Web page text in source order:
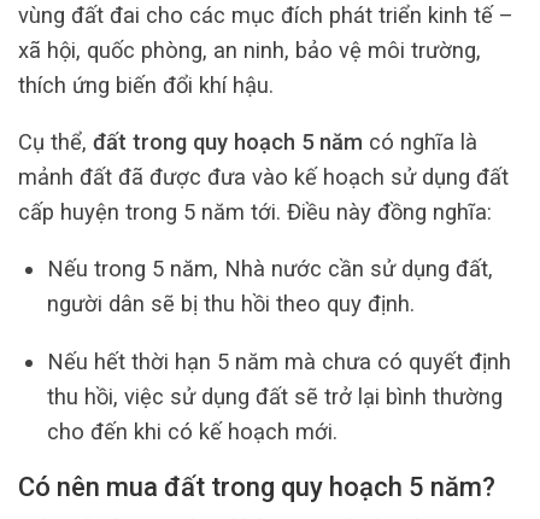
vùng đất đai cho các mục đích phát triển kinh tế –
xã hội, quốc phòng, an ninh, bảo vệ môi trường,
thích ứng biến đổi khí hậu.
Cụ thể, đất trong quy hoạch 5 năm có nghĩa là
mảnh đất đã được đưa vào kế hoạch sử dụng đất
cấp huyện trong 5 năm tới. Điều này đồng nghĩa:
Nếu trong 5 năm, Nhà nước cần sử dụng đất,
người dân sẽ bị thu hồi theo quy định.
Nếu hết thời hạn 5 năm mà chưa có quyết định
thu hồi, việc sử dụng đất sẽ trở lại bình thường
cho đến khi có kế hoạch mới.
Có nên mua đất trong quy hoạch 5 năm?